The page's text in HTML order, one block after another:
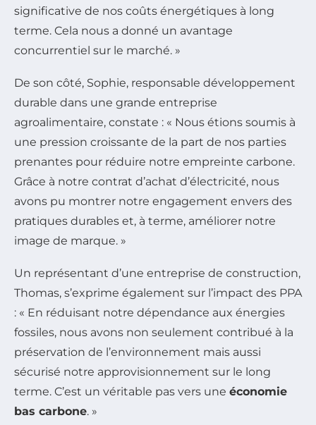
significative de nos coûts énergétiques à long
terme. Cela nous a donné un avantage
concurrentiel sur le marché. »
De son côté, Sophie, responsable développement
durable dans une grande entreprise
agroalimentaire, constate : « Nous étions soumis à
une pression croissante de la part de nos parties
prenantes pour réduire notre empreinte carbone.
Grâce à notre contrat d’achat d’électricité, nous
avons pu montrer notre engagement envers des
pratiques durables et, à terme, améliorer notre
image de marque. »
Un représentant d’une entreprise de construction,
Thomas, s’exprime également sur l’impact des PPA
: « En réduisant notre dépendance aux énergies
fossiles, nous avons non seulement contribué à la
préservation de l’environnement mais aussi
sécurisé notre approvisionnement sur le long
terme. C’est un véritable pas vers une économie
bas carbone. »